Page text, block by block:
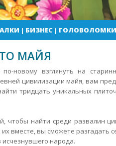
| БИЗНЕС| ГОЛОВОЛОМКИ
МАЙЯ
новому взглянуть на
цивилизации майя, вам
тридцать уникальных
чтобы найти среди развалин
вместе, вы сможете разгадать
народа.